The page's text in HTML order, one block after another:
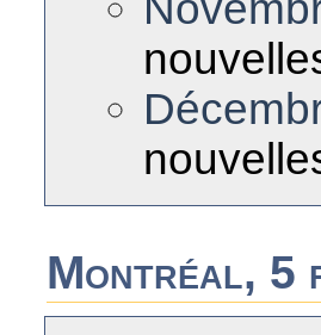
Montréal, 5